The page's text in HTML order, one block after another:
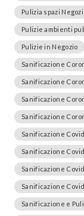
Pulizia spazi
Pulizie ambienti
Pulizie in Negozio
Sanificazione
Sanificazione
Sanificazione
Sanificazione
Sanificazione
Sanificazione
Sanificazione
Sanificazione
Sanificazione e